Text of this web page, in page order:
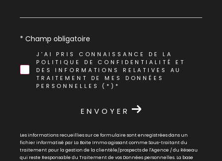
J'AI PRIS CONNAISSANCE DE LA
POLITIQUE DE CONFIDENTIALITÉ ET
DES INFORMATIONS RELATIVES AU
TRAITEMENT DE MES DONNÉES
PERSONNELLES (*)*
* Champ obligatoire
ENVOYER
Les informations recueillies sur ce formulaire sont enregistrées dans un
fichier informatisé par La Boite Immo agissant comme Sous-traitant du
traitement pour la gestion de la clientèle/prospects de l'Agence / du Réseau
qui reste Responsable du Traitement de vos Données personnelles. La base